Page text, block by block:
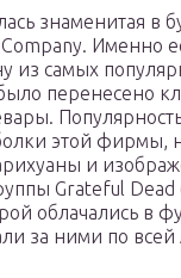
знаменитая в
Именно
из самых
перенесено
этой фирмы,
и
Grateful Dead
облачались в
за ними по